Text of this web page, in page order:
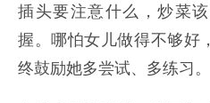
插头要注意什么，炒菜
握。哪怕女儿做得不够好
终鼓励她多尝试、多练习。